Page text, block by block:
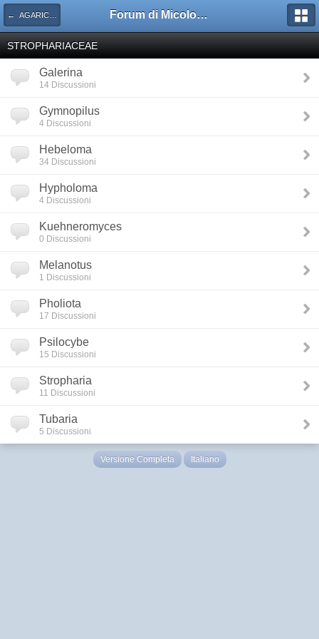
← AGARICALES - Schede di micologia Forum di Micologia AMB Gruppo di Muggia e del Carso
STROPHARIACEAE
Galerina
14 Discussioni
Gymnopilus
4 Discussioni
Hebeloma
34 Discussioni
Hypholoma
4 Discussioni
Kuehneromyces
0 Discussioni
Melanotus
1 Discussioni
Pholiota
17 Discussioni
Psilocybe
15 Discussioni
Stropharia
11 Discussioni
Tubaria
5 Discussioni
Versione Completa Italiano